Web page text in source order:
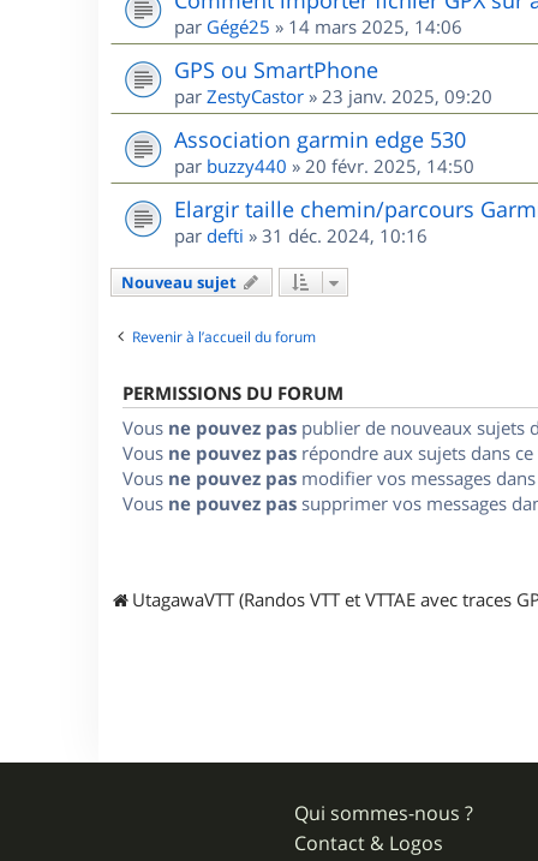
par Gégé25 » 14 mars 2025, 14:06
GPS ou SmartPhone
par ZestyCastor » 23 janv. 2025, 09:20
Association garmin edge 530
par buzzy440 » 20 févr. 2025, 14:50
Elargir taille chemin/parcours
par defti » 31 déc. 2024, 10:16
Nouveau sujet
Revenir à l’accueil du forum
PERMISSIONS DU FORUM
Vous ne pouvez pas publier de nouveaux sujets
Vous ne pouvez pas répondre aux sujets dans
Vous ne pouvez pas modifier vos messages
Vous ne pouvez pas supprimer vos messages
UtagawaVTT (Randos VTT et VTTAE avec traces
Qui sommes-nous ?
Contact & Logos